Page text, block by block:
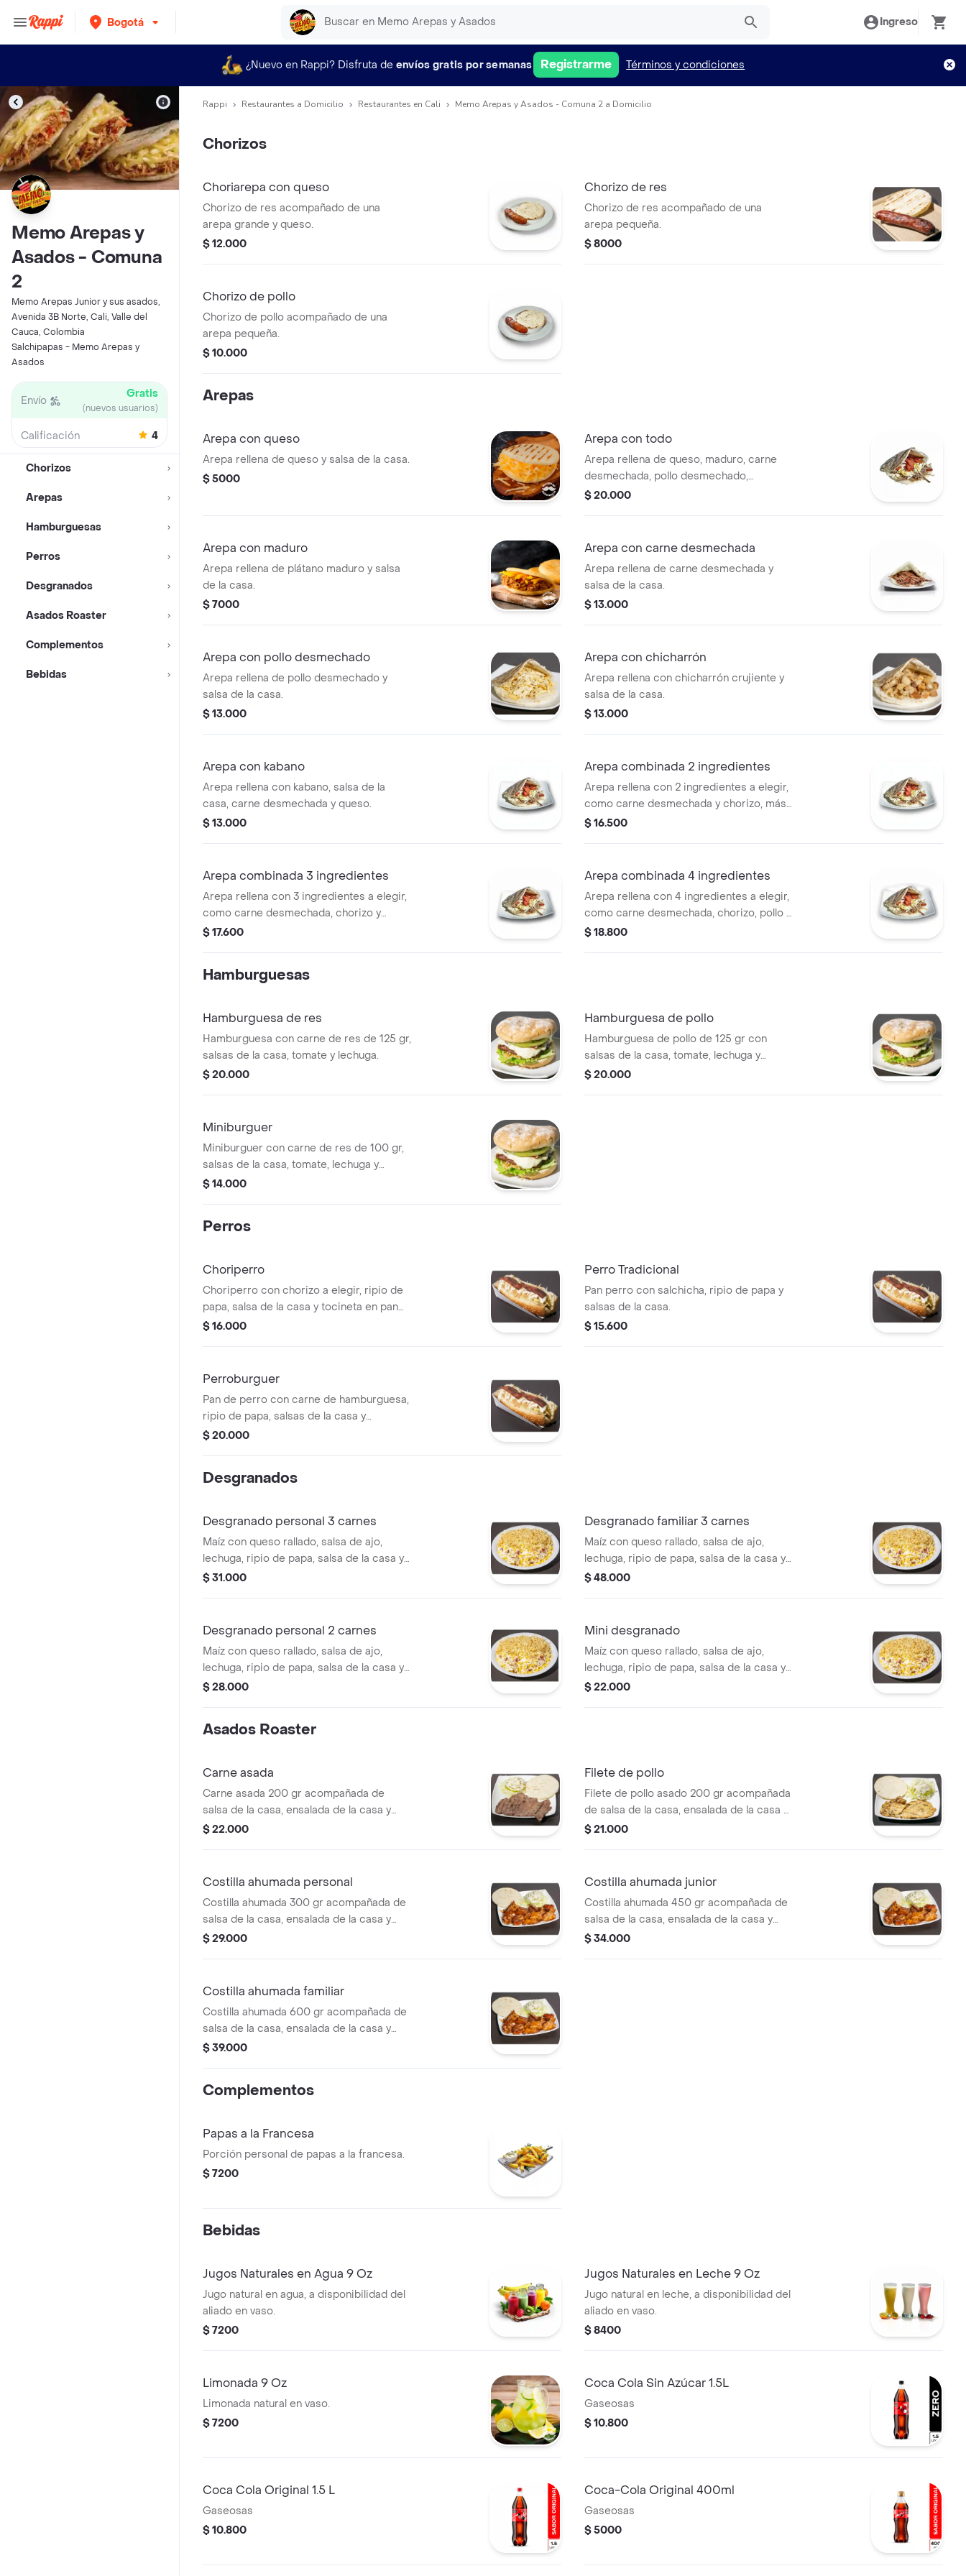
Bogotá Ingreso
¿Nuevo en Rappi? Disfruta de envíos gratis por semanas Registrarme Términos y condiciones
Memo Arepas y
Asados - Comuna
2
Memo Arepas Junior y sus asados,
Avenida 3B Norte, Cali, Valle del
Cauca, Colombia
Salchipapas - Memo Arepas y
Asados
Envío Gratis
(nuevos usuarios)
Calificación 4
Chorizos
Arepas
Hamburguesas
Perros
Desgranados
Asados Roaster
Complementos
Bebidas
Rappi Restaurantes a Domicilio Restaurantes en Cali Memo Arepas y Asados - Comuna 2 a Domicilio
Chorizos
Choriarepa con queso
Chorizo de res acompañado de una
arepa grande y queso.
$ 12.000
Chorizo de res
Chorizo de res acompañado de una
arepa pequeña.
$ 8000
Chorizo de pollo
Chorizo de pollo acompañado de una
arepa pequeña.
$ 10.000
Arepas
Arepa con queso
Arepa rellena de queso y salsa de la casa.
$ 5000
Arepa con todo
Arepa rellena de queso, maduro, carne
desmechada, pollo desmechado,
chicharrón, kabano y acompañado de
$ 20.000
Arepa con maduro
Arepa rellena de plátano maduro y salsa
de la casa.
$ 7000
Arepa con carne desmechada
Arepa rellena de carne desmechada y
salsa de la casa.
$ 13.000
Arepa con pollo desmechado
Arepa rellena de pollo desmechado y
salsa de la casa.
$ 13.000
Arepa con chicharrón
Arepa rellena con chicharrón crujiente y
salsa de la casa.
$ 13.000
Arepa con kabano
Arepa rellena con kabano, salsa de la
casa, carne desmechada y queso.
$ 13.000
Arepa combinada 2 ingredientes
Arepa rellena con 2 ingredientes a elegir,
como carne desmechada y chorizo, más
salsa de la casa.
$ 16.500
Arepa combinada 3 ingredientes
Arepa rellena con 3 ingredientes a elegir,
como carne desmechada, chorizo y
queso, acompañada de salsa de la casa.
$ 17.600
Arepa combinada 4 ingredientes
Arepa rellena con 4 ingredientes a elegir,
como carne desmechada, chorizo, pollo y
queso, más salsa de la casa.
$ 18.800
Hamburguesas
Hamburguesa de res
Hamburguesa con carne de res de 125 gr,
salsas de la casa, tomate y lechuga.
$ 20.000
Hamburguesa de pollo
Hamburguesa de pollo de 125 gr con
salsas de la casa, tomate, lechuga y
queso.
$ 20.000
Miniburguer
Miniburguer con carne de res de 100 gr,
salsas de la casa, tomate, lechuga y
queso.
$ 14.000
Perros
Choriperro
Choriperro con chorizo a elegir, ripio de
papa, salsa de la casa y tocineta en pan
de perro.
$ 16.000
Perro Tradicional
Pan perro con salchicha, ripio de papa y
salsas de la casa.
$ 15.600
Perroburguer
Pan de perro con carne de hamburguesa,
ripio de papa, salsas de la casa y
tocineta.
$ 20.000
Desgranados
Desgranado personal 3 carnes
Maíz con queso rallado, salsa de ajo,
lechuga, ripio de papa, salsa de la casa y
3 proteínas a elegir.
$ 31.000
Desgranado familiar 3 carnes
Maíz con queso rallado, salsa de ajo,
lechuga, ripio de papa, salsa de la casa y
3 carnes a elegir.
$ 48.000
Desgranado personal 2 carnes
Maíz con queso rallado, salsa de ajo,
lechuga, ripio de papa, salsa de la casa y
2 proteínas a elegir.
$ 28.000
Mini desgranado
Maíz con queso rallado, salsa de ajo,
lechuga, ripio de papa, salsa de la casa y
2 proteínas a elegir.
$ 22.000
Asados Roaster
Carne asada
Carne asada 200 gr acompañada de
salsa de la casa, ensalada de la casa y
arepa.
$ 22.000
Filete de pollo
Filete de pollo asado 200 gr acompañada
de salsa de la casa, ensalada de la casa y
arepa.
$ 21.000
Costilla ahumada personal
Costilla ahumada 300 gr acompañada de
salsa de la casa, ensalada de la casa y
arepa.
$ 29.000
Costilla ahumada junior
Costilla ahumada 450 gr acompañada de
salsa de la casa, ensalada de la casa y
arepa.
$ 34.000
Costilla ahumada familiar
Costilla ahumada 600 gr acompañada de
salsa de la casa, ensalada de la casa y
arepa.
$ 39.000
Complementos
Papas a la Francesa
Porción personal de papas a la francesa.
$ 7200
Bebidas
Jugos Naturales en Agua 9 Oz
Jugo natural en agua, a disponibilidad del
aliado en vaso.
$ 7200
Jugos Naturales en Leche 9 Oz
Jugo natural en leche, a disponibilidad del
aliado en vaso.
$ 8400
Limonada 9 Oz
Limonada natural en vaso.
$ 7200
Coca Cola Sin Azúcar 1.5L
Gaseosas
$ 10.800
Coca Cola Original 1.5 L
Gaseosas
$ 10.800
Coca-Cola Original 400ml
Gaseosas
$ 5000